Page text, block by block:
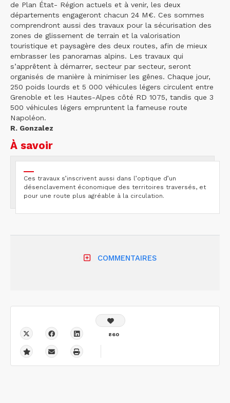
de Plan État- Région actuels et à venir, les deux
départements engageront chacun 24 M€. Ces sommes
comprendront aussi des travaux pour la sécurisation des
zones de glissement de terrain et la valorisation
touristique et paysagère des deux routes, afin de mieux
embrasser les panoramas alpins. Les travaux qui
s’apprêtent à démarrer, secteur par secteur, seront
organisés de manière à minimiser les gênes. Chaque jour,
250 poids lourds et 5 000 véhicules légers circulent entre
Grenoble et les Hautes-Alpes côté RD 1075, tandis que 3
500 véhicules légers empruntent la fameuse route
Napoléon.
R. Gonzalez
À savoir
Ces travaux s’inscrivent aussi dans l’optique d’un
désenclavement économique des territoires traversés, et
pour une route plus agréable à la circulation.
COMMENTAIRES
860